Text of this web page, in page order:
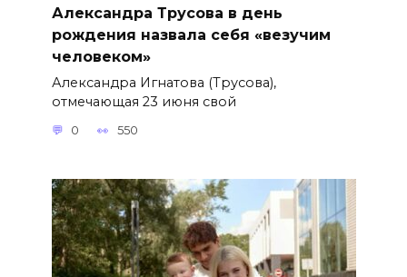
Александра Трусова в день
рождения назвала себя «везучим
человеком»
Александра Игнатова (Трусова),
отмечающая 23 июня свой
0 550